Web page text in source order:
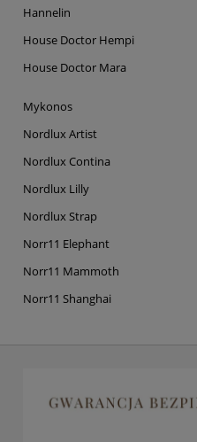
Hannelin
House Doctor Hempi
House Doctor Mara
Mykonos
Nordlux Artist
Nordlux Contina
Nordlux Lilly
Nordlux Strap
Norr11 Elephant
Norr11 Mammoth
Norr11 Shanghai